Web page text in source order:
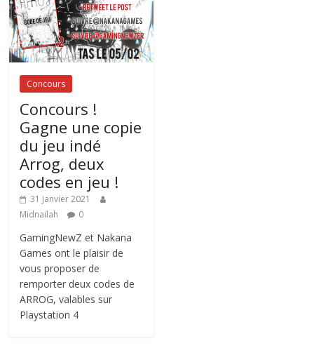
Concours
Concours !
Gagne une copie
du jeu indé
Arrog, deux
codes en jeu !
31 janvier 2021
Midnailah
0
GamingNewZ et Nakana
Games ont le plaisir de
vous proposer de
remporter deux codes de
ARROG, valables sur
Playstation 4